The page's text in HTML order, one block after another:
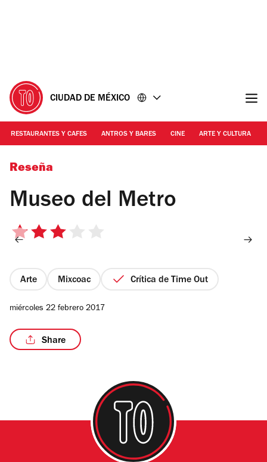
CIUDAD DE MÉXICO
RESTAURANTES Y CAFES ANTROS Y BARES CINE ARTE Y CULTURA
Foto: Cortesía Sistema de Transporte Colectivo
Reseña
Museo del Metro
3
estrellas
Arte Mixcoac Crítica de Time Out
miércoles 22 febrero 2017
Share